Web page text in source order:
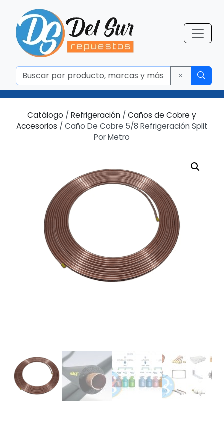
Catálogo / Refrigeración / Caños de Cobre y
Accesorios / Caño De Cobre 5/8 Refrigeración Split
Por Metro